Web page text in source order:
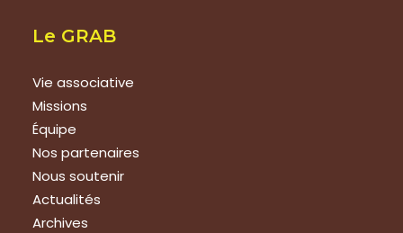
Le GRAB
Vie associative
Missions
Équipe
Nos partenaires
Nous soutenir
Actualités
Archives